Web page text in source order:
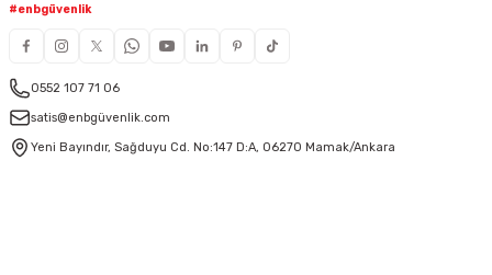
#enbgüvenlik
0552 107 71 06
satis@enbgüvenlik.com
Yeni Bayındır, Sağduyu Cd. No:147 D:A, 06270 Mamak/Ankara